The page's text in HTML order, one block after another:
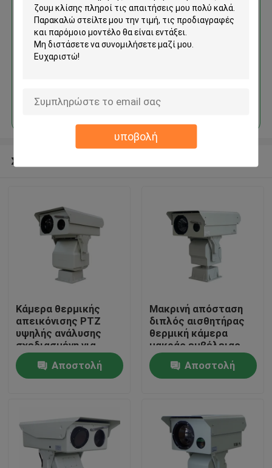
υποβολή
Προϊόντα
Σχετικά με εμάς
Υπαίθρια κάμερα θερμικής
λήψης εικόνων IR επιτήρησης,
παν κάμερα ασφαλείας ζουμ
κλίσης
Να συνεχίσει
Συνιστώμενα προϊόντα
Κάμερα θερμικής
απεικόνισης PTZ
υψηλής ανάλυσης
σχεδιασμένη για
προστασία υποδομής
ζωτικής σημασίας
και παρακολούθηση
Αποστολή
Μακρινή απόσταση
διπλός αισθητήρας
θερμική κάμερα
μακράς εμβέλειας
ptz κάμερα μακράς
εμβέλειας κάμερα
ασφαλείας
Αποστολή